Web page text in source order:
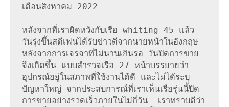
เดือนสิงหาคม 2022
หลังจากที่เราผิดหวังกับเรือ whiting 45 แล้ว
วันรุ่งขึ้นสตีเฟนได้รับข่าวดีจากนายหน้าในอังกฤษ
หลังจากการเจรจาที่ไม่นานเกินรอ วันปิดการขาย
จึงเกิดขึ้น แบบสำรวจเรือ 27 หน้าบรรยายว่า
อุปกรณ์อยู่ในสภาพที่ใช้งานได้ดี และไม่ได้ระบุ
ปัญหาใหญ่ จากประสบการณ์ที่เราเห็นเรือรุ่นนี้ปิด
การขายอย่างรวดเร็วภายในไม่กี่วัน  เราทราบดีว่า